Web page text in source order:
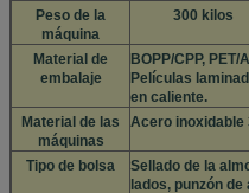
Peso de la
máquina
300 kilos
Material de
embalaje
BOPP/CPP, PET/
Películas
en caliente.
Material de las
máquinas
Acero inoxidable
Tipo de bolsa
Sellado de la
lados, punzón